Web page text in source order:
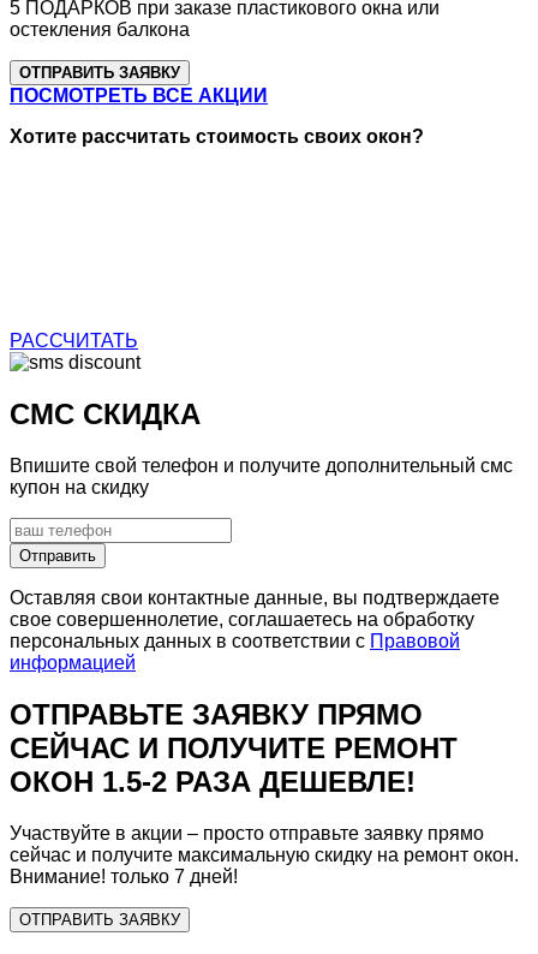
5 ПОДАРКОВ при заказе пластикового окна или
остекления балкона
ОТПРАВИТЬ ЗАЯВКУ
ПОСМОТРЕТЬ ВСЕ АКЦИИ
Хотите рассчитать стоимость своих окон?
РАССЧИТАТЬ
СМС СКИДКА
Впишите свой телефон и получите дополнительный смс
купон на скидку
Отправить
Оставляя свои контактные данные, вы подтверждаете
свое совершеннолетие, соглашаетесь на обработку
персональных данных в соответствии с Правовой
информацией
ОТПРАВЬТЕ ЗАЯВКУ ПРЯМО
СЕЙЧАС И ПОЛУЧИТЕ РЕМОНТ
ОКОН 1.5-2 РАЗА ДЕШЕВЛЕ!
Участвуйте в акции – просто отправьте заявку прямо
сейчас и получите максимальную скидку на ремонт окон.
Внимание! только 7 дней!
ОТПРАВИТЬ ЗАЯВКУ